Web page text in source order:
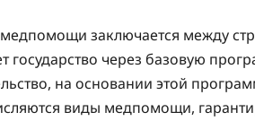
заключается между
государство через базовую
на основании этой
виды медпомощи,